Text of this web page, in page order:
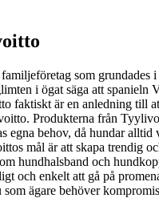
som grundades
i ögat säga att spanieln
faktiskt är en anledning till
Produkterna från
egna behov, då hundar alltid
mål är att skapa trendig
hundhalsband och
och enkelt att gå på
som ägare behöver